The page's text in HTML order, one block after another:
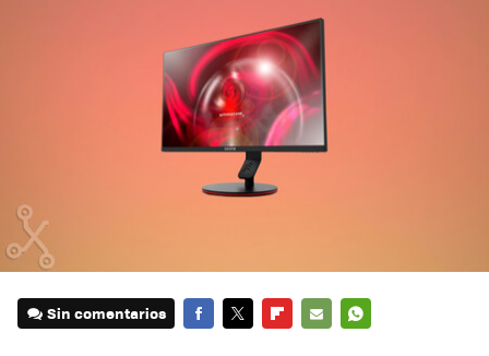
Sin comentarios